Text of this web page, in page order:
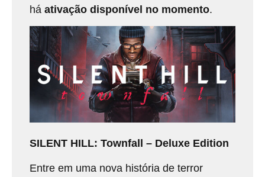
há ativação disponível no momento.
SILENT HILL: Townfall – Deluxe Edition
Entre em uma nova história de terror